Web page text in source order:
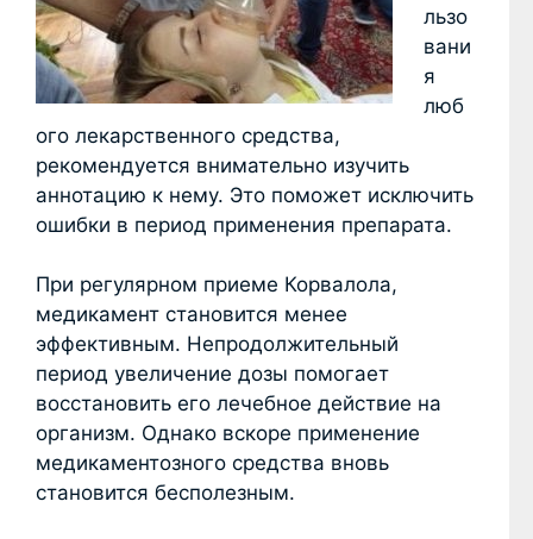
льзо
вани
я
люб
ого лекарственного средства,
рекомендуется внимательно изучить
аннотацию к нему. Это поможет исключить
ошибки в период применения препарата.
При регулярном приеме Корвалола,
медикамент становится менее
эффективным. Непродолжительный
период увеличение дозы помогает
восстановить его лечебное действие на
организм. Однако вскоре применение
медикаментозного средства вновь
становится бесполезным.